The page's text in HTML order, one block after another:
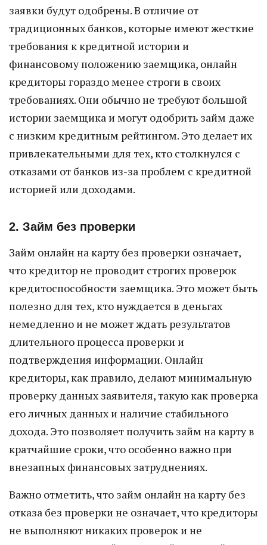
заявки будут одобрены. В отличие от
традиционных банков, которые имеют жесткие
требования к кредитной истории и
финансовому положению заемщика, онлайн
кредиторы гораздо менее строги в своих
требованиях. Они обычно не требуют большой
истории заемщика и могут одобрить займ даже
с низким кредитным рейтингом. Это делает их
привлекательными для тех, кто столкнулся с
отказами от банков из-за проблем с кредитной
историей или доходами.
2. Займ без проверки
Займ онлайн на карту без проверки означает,
что кредитор не проводит строгих проверок
кредитоспособности заемщика. Это может быть
полезно для тех, кто нуждается в деньгах
немедленно и не может ждать результатов
длительного процесса проверки и
подтверждения информации. Онлайн
кредиторы, как правило, делают минимальную
проверку данных заявителя, такую как проверка
его личных данных и наличие стабильного
дохода. Это позволяет получить займ на карту в
кратчайшие сроки, что особенно важно при
внезапных финансовых затруднениях.
Важно отметить, что займ онлайн на карту без
отказа без проверки не означает, что кредиторы
не выполняют никаких проверок и не